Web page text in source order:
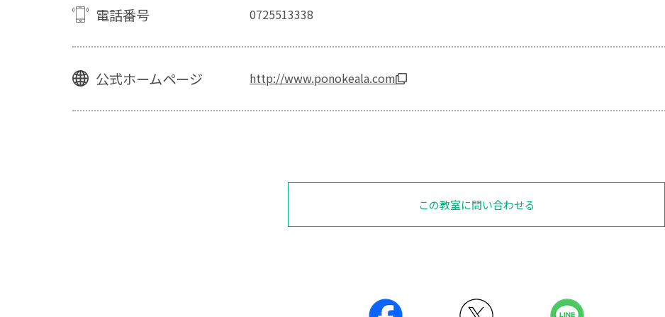
電話番号 0725513338
公式ホームページ http://www.ponokeala.com
この教室に問い合わせる